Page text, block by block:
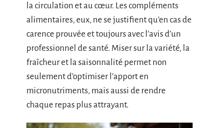
la circulation et au cœur. Les compléments
alimentaires, eux, ne se justifient qu’en cas de
carence prouvée et toujours avec l’avis d’un
professionnel de santé. Miser sur la variété, la
fraîcheur et la saisonnalité permet non
seulement d’optimiser l’apport en
micronutriments, mais aussi de rendre
chaque repas plus attrayant.